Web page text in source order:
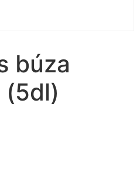
búza
(5dl)